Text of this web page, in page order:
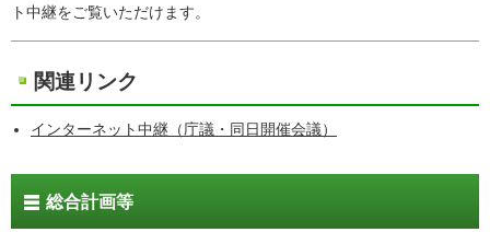
ト中継をご覧いただけます。
関連リンク
インターネット中継（庁議・同日開催会議）
総合計画等